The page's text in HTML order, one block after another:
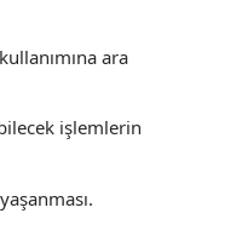
ara
işlemlerin